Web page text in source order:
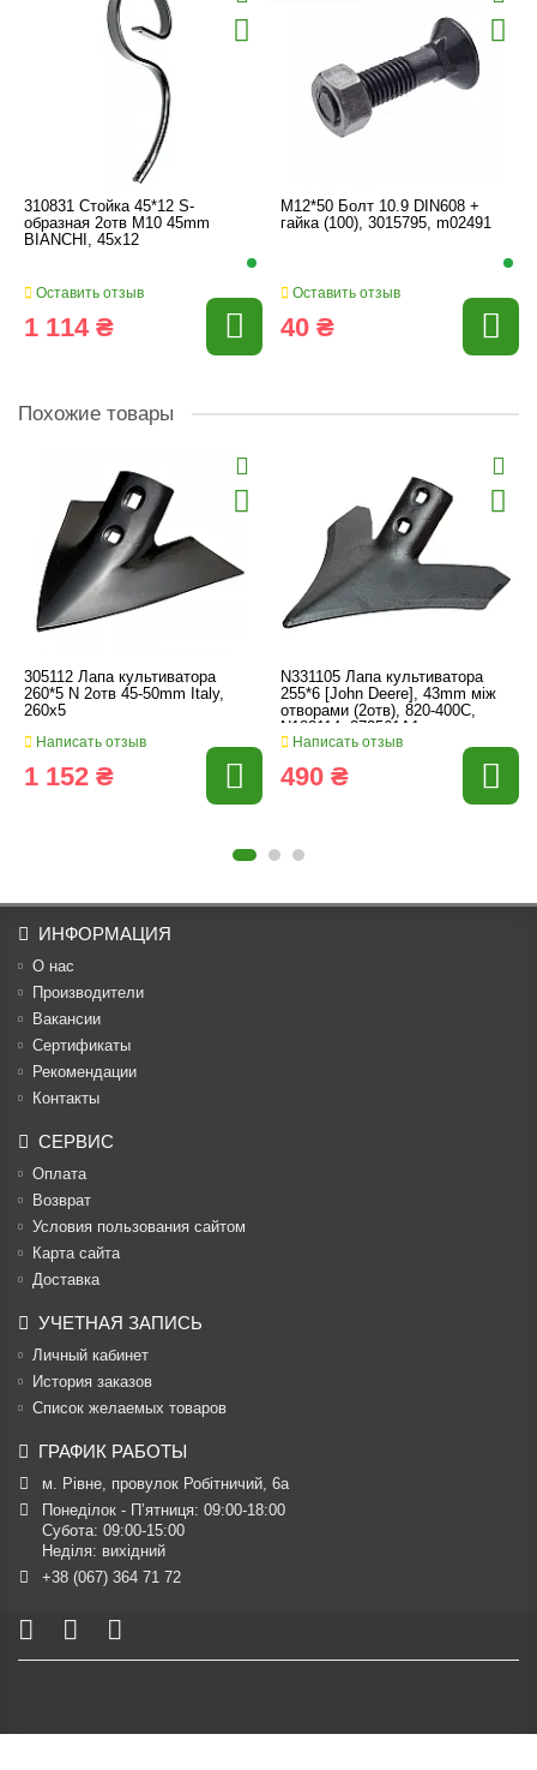
310831 Стойка 45*12 S-
образная 2отв M10 45mm
BIANCHI, 45x12
Оставить отзыв
1 114 ₴
M12*50 Болт 10.9 DIN608 +
гайка (100), 3015795, m02491
Оставить отзыв
40 ₴
Похожие товары
305112 Лапа культиватора
260*5 N 2отв 45-50mm Italy,
260x5
Написать отзыв
1 152 ₴
N331105 Лапа культиватора
255*6 [John Deere], 43mm між
отворами (2отв), 820-400C,
N182114, 372561A1
Написать отзыв
490 ₴
ИНФОРМАЦИЯ
О нас
Производители
Вакансии
Cертификаты
Рекомендации
Контакты
СЕРВИС
Оплата
Возврат
Условия пользования сайтом
Карта сайта
Доставка
УЧЕТНАЯ ЗАПИСЬ
Личный кабинет
История заказов
Список желаемых товаров
ГРАФИК РАБОТЫ
м. Рівне, провулок Робітничий, 6а
Понеділок - П’ятниця: 09:00-18:00
Субота: 09:00-15:00
Неділя: вихідний
+38 (067) 364 71 72